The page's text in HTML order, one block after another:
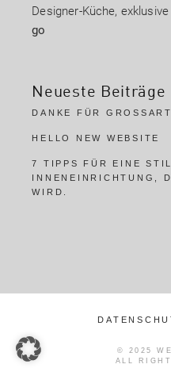
Designer-Küche,
go
Neueste Beiträge
DANKE FÜR
HELLO NEW WEBSITE
7 TIPPS FÜR EINE
INNENEINRICHTUNG,
WIRD.
© 2025
ALL